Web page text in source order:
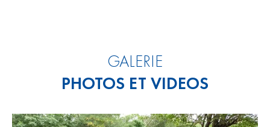
GALERIE
PHOTOS ET VIDEOS